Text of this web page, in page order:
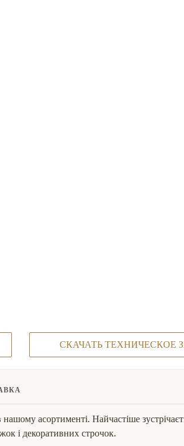
СКАЧАТЬ ТЕХНИЧЕСКОЕ
асортименті. Найчастіше
і декоративних строчок.